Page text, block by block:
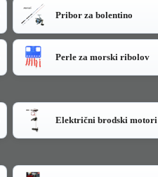
Pribor za bolentino
Perle za morski ribolov
Električni brodski motori